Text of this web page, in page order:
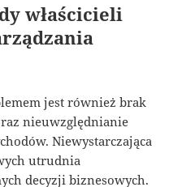
właścicieli
jest również brak
nieuwzględnianie
Niewystarczająca
utrudnia
decyzji biznesowych.